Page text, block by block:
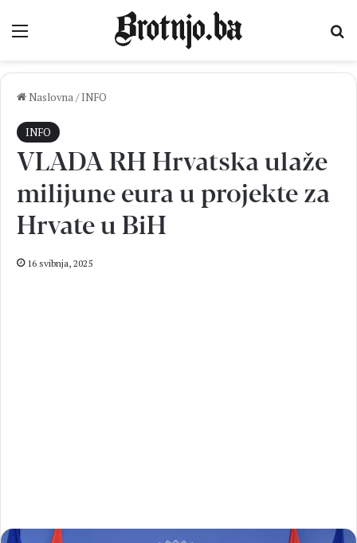
Izbornik
Naslovna/ INFO
INFO
VLADA RH Hrvatska ulaže
milijune eura u projekte za
Hrvate u BiH
16 svibnja, 2025